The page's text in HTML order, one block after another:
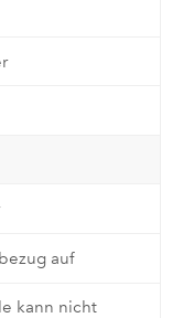
auf
kann nicht